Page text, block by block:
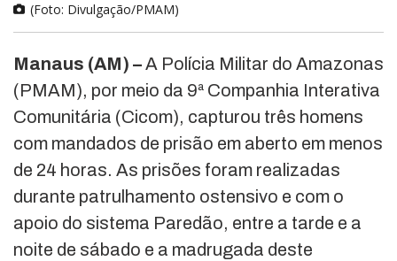
(Foto: Divulgação/PMAM)
Manaus (AM) –A Polícia Militar do Amazonas
(PMAM), por meio da 9ª Companhia Interativa
Comunitária (Cicom), capturou três homens
com mandados de prisão em aberto em menos
de 24 horas. As prisões foram realizadas
durante patrulhamento ostensivo e com o
apoio do sistema Paredão, entre a tarde e a
noite de sábado e a madrugada deste